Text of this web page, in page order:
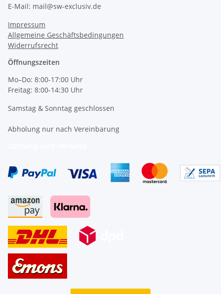
E-Mail: mail@sw-exclusiv.de
Impressum
Allgemeine Geschäftsbedingungen
Widerrufsrecht
Öffnungszeiten
Mo–Do: 8:00-17:00 Uhr
Freitag: 8:00-14:30 Uhr
Samstag & Sonntag geschlossen
Abholung nur nach Vereinbarung